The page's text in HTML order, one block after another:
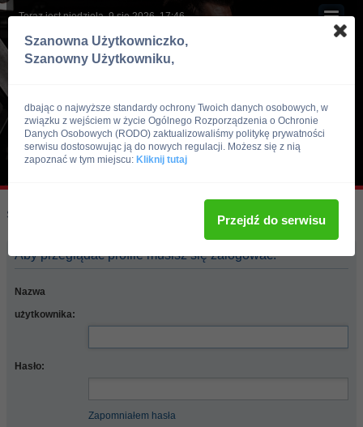
Teraz jest niedziela, 9 sie 2026, 17:46
Skocz do:
Aby przeglądać profile musisz się zalogować.
Nazwa
użytkownika:
Hasło:
Zapomniałem hasła
Szanowna Użytkowniczko,
Szanowny Użytkowniku,
dbając o najwyższe standardy ochrony Twoich danych osobowych, w
związku z wejściem w życie Ogólnego Rozporządzenia o Ochronie
Danych Osobowych (RODO) zaktualizowaliśmy politykę prywatności
serwisu dostosowując ją do nowych regulacji. Możesz się z nią
zapoznać w tym miejscu: Kliknij tutaj
Przejdź do serwisu